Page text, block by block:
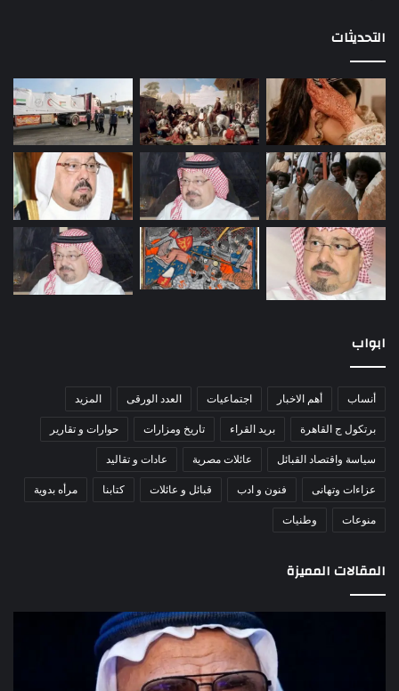
التحديثات
ابواب
أنساب أهم الاخبار اجتماعيات العدد الورقى المزيد
برتكول ج القاهرة بريد القراء تاريخ ومزارات حوارات و تقارير
سياسة واقتصاد القبائل عائلات مصرية عادات و تقاليد
عزاءات وتهانى فنون و ادب قبائل و عائلات كتابنا مرأه بدوية
منوعات وطنيات
المقالات المميزة